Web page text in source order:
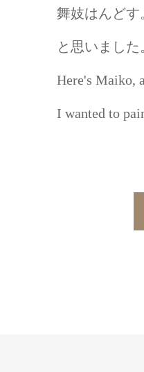
舞妓はんど
と思いまし
Here's Maiko,
I wanted to